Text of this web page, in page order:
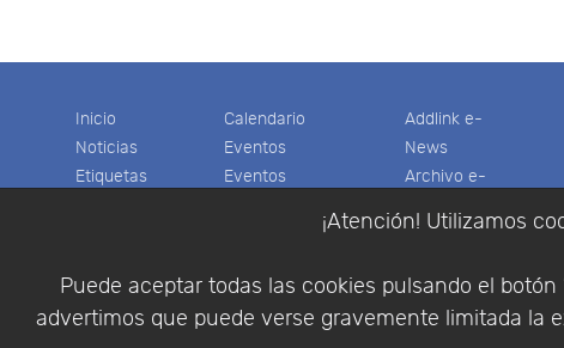
¡Atención! Utilizamos
Puede aceptar todas las cookies pulsando el
advertimos que puede verse gravemente limitada la
Inicio
Noticias
Etiquetas
Cesta
Calendario
Eventos
Eventos
Colaboradores
Descargas
Videos
Addlink e-
News
Archivo e-
Software
Multifisica.com
Síganos